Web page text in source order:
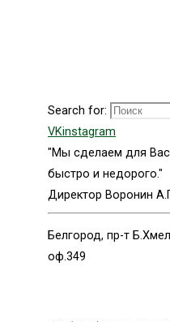
Search for:
VKinstagram
"Мы сделаем для Вас
быстро и недорого."
Директор Воронин
Белгород, пр-т
оф.349